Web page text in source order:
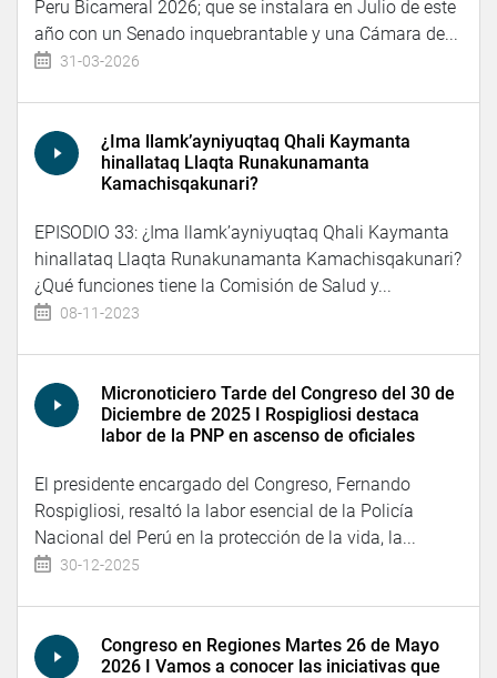
Peru Bicameral 2026; que se instalara en Julio de este
año con un Senado inquebrantable y una Cámara de...
31-03-2026
¿Ima llamk’ayniyuqtaq Qhali Kaymanta
hinallataq Llaqta Runakunamanta
Kamachisqakunari?
EPISODIO 33: ¿Ima llamk’ayniyuqtaq Qhali Kaymanta
hinallataq Llaqta Runakunamanta Kamachisqakunari?
¿Qué funciones tiene la Comisión de Salud y...
08-11-2023
Micronoticiero Tarde del Congreso del 30 de
Diciembre de 2025 I Rospigliosi destaca
labor de la PNP en ascenso de oficiales
El presidente encargado del Congreso, Fernando
Rospigliosi, resaltó la labor esencial de la Policía
Nacional del Perú en la protección de la vida, la...
30-12-2025
Congreso en Regiones Martes 26 de Mayo
2026 I Vamos a conocer las iniciativas que